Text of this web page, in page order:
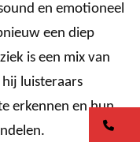
en emotioneel
een diep
is een mix van
luisteraars
erkennen en hun